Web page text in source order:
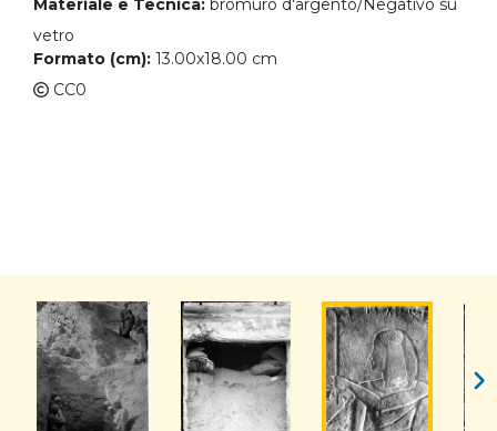
Materiale e Tecnica: bromuro d'argento/Negativo su
vetro
Formato (cm): 13.00x18.00 cm
CC0